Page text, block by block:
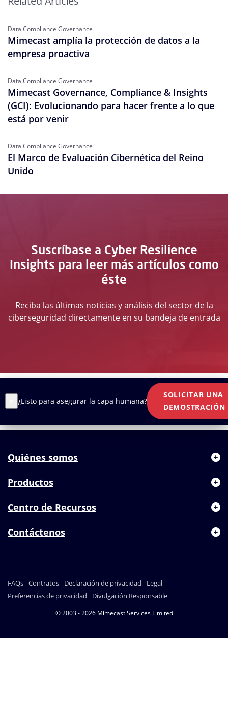
Data Compliance Governance
Mimecast amplía la protección de datos a la
empresa proactiva
Data Compliance Governance
Mimecast Governance, Compliance & Insights
(GCI): Evolucionando para hacer frente a lo que
está por venir
Data Compliance Governance
El Marco de Evaluación Cibernética del Reino
Unido
Suscríbase a Cyber Resilience
Insights para leer más artículos como
éste
Reciba las últimas noticias y análisis del sector de la
ciberseguridad directamente en su bandeja de entrada
¿Listo para asegurar la capa humana?
SOLICITAR UNA
DEMOSTRACIÓN
Quiénes somos
Productos
Centro de Recursos
Contáctenos
FAQs Contratos Declaración de privacidad
Legal
Preferencias de privacidad
Divulgación Responsable
© 2003 - 2026 Mimecast Services Limited